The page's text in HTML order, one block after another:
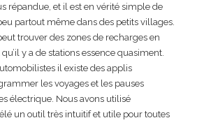
répandue, et il est en vérité simple de
partout même dans des petits villages.
trouver des zones de recharges en
y a de stations essence quasiment.
il existe des applis
les voyages et les pauses
électrique. Nous avons utilisé
un outil très intuitif et utile pour toutes